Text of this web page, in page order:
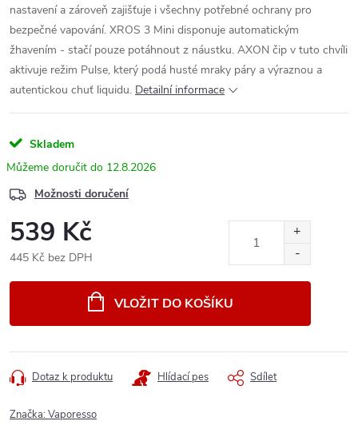
nastavení a zároveň zajišťuje i všechny potřebné ochrany pro
bezpečné vapování. XROS 3 Mini disponuje automatickým
žhavením - stačí pouze potáhnout z náustku. AXON čip v tuto chvíli
aktivuje režim Pulse, který podá husté mraky páry a výraznou a
autentickou chuť liquidu. Detailní informace
Skladem
12.8.2026
Možnosti doručení
539 Kč
445 Kč bez DPH
VLOŽIT DO KOŠÍKU
Dotaz k produktu Hlídací pes Sdílet
Značka:Vaporesso